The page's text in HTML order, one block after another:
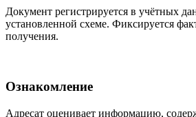
Документ регистрируется в учётных
установленной схеме. Фиксируется
получения.
Ознакомление
Адресат оценивает информацию,